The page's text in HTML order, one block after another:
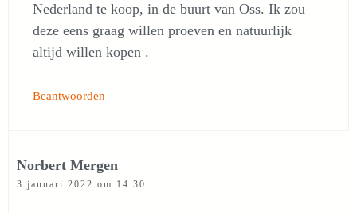
Nederland te koop, in de buurt van Oss. Ik zou
deze eens graag willen proeven en natuurlijk
altijd willen kopen .
Beantwoorden
Norbert Mergen
3 januari 2022 om 14:30